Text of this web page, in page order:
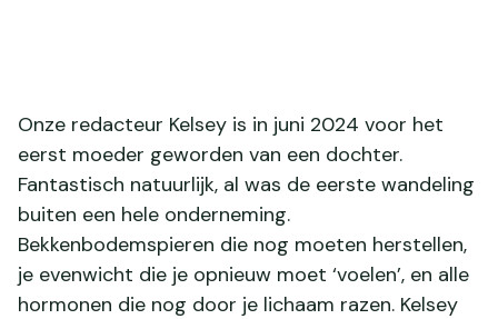
Onze redacteur Kelsey is in juni 2024 voor het
eerst moeder geworden van een dochter.
Fantastisch natuurlijk, al was de eerste wandeling
buiten een hele onderneming.
Bekkenbodemspieren die nog moeten herstellen,
je evenwicht die je opnieuw moet ‘voelen’, en alle
hormonen die nog door je lichaam razen. Kelsey